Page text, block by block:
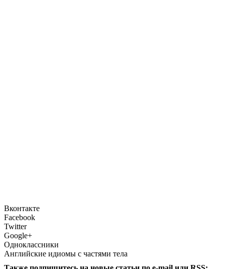
Вконтакте
Facebook
Twitter
Google+
Одноклассники
Английские идиомы с частями тела